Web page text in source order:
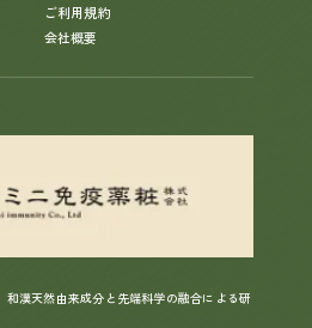
ご利用規約
会社概要
和漢天然由来成分と先端科学の融合による研